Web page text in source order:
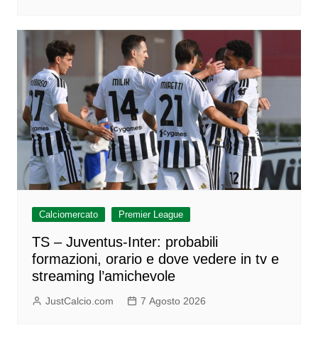
Calciomercato Premier League
TS – Juventus-Inter: probabili
formazioni, orario e dove vedere in tv e
streaming l’amichevole
JustCalcio.com 7 Agosto 2026